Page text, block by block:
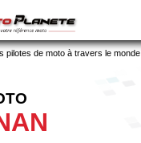
pilotes de moto à travers le monde